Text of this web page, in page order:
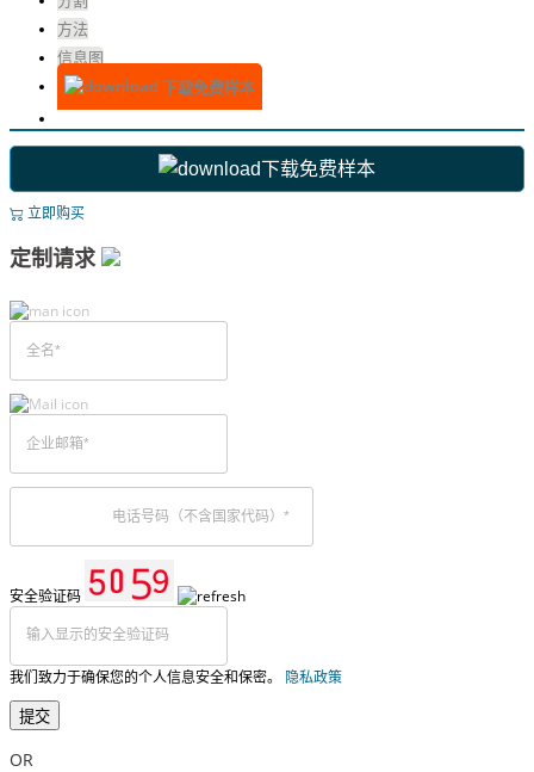
方法
信息图
下载免费样本
下载免费样本
立即购买
定制请求
安全验证码
我们致力于确保您的个人信息安全和保密。 隐私政策
提交
OR